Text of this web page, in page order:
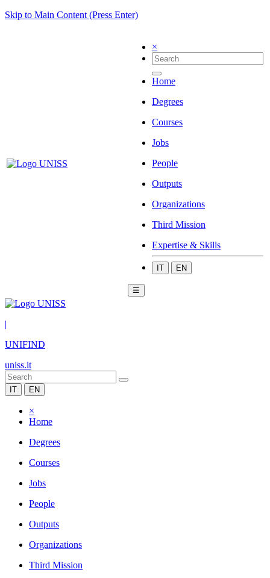
Skip to Main Content (Press Enter)
×
Home
Degrees
Courses
Jobs
People
Outputs
Organizations
Third Mission
Expertise & Skills
IT EN
☰
|
UNIFIND
uniss.it
IT EN
×
Home
Degrees
Courses
Jobs
People
Outputs
Organizations
Third Mission